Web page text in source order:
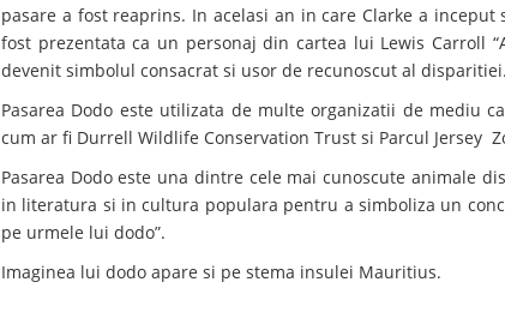
pasare a fost reaprins. In acelasi an in care Clarke a
fost prezentata ca un personaj din cartea lui Lewis Carroll
devenit simbolul consacrat si usor de recunoscut al disparitiei.
Pasarea Dodo este utilizata de multe organizatii de mediu
cum ar fi Durrell Wildlife Conservation Trust si Parcul Jersey
Pasarea Dodo este una dintre cele mai cunoscute animale
in literatura si in cultura populara pentru a simboliza un
pe urmele lui dodo”.
Imaginea lui dodo apare si pe stema insulei Mauritius.